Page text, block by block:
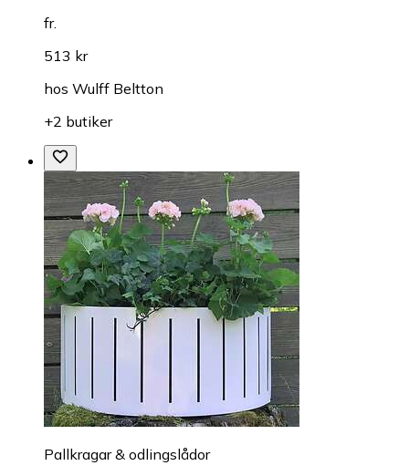
fr.
513 kr
hos Wulff Beltton
+2 butiker
Pallkragar & odlingslådor